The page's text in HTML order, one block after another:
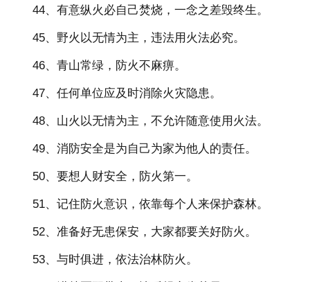
44、有意纵火必自己焚烧，一念之差毁终生。
45、野火以无情为主，违法用火法必究。
46、青山常绿，防火不麻痹。
47、任何单位应及时消除火灾隐患。
48、山火以无情为主，不允许随意使用火法。
49、消防安全是为自己为家为他人的责任。
50、要想人财安全，防火第一。
51、记住防火意识，依靠每个人来保护森林。
52、准备好无患保安，大家都要关好防火。
53、与时俱进，依法治林防火。